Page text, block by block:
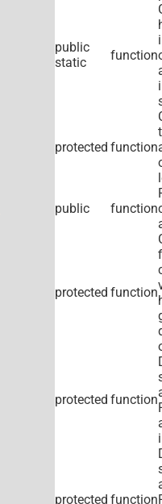
public
static
function
protected function
public function
protected function
protected function
protected function